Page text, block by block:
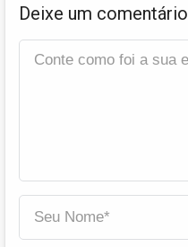
Deixe um comentário